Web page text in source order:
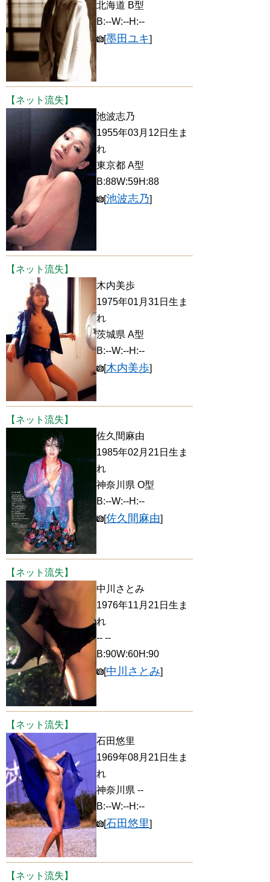
北海道 B型
B:--W:--H:--
墨田ユキ
【ネット流失】
池波志乃
1955年03月12日生ま
れ
東京都 A型
B:88W:59H:88
池波志乃
【ネット流失】
木内美歩
1975年01月31日生ま
れ
茨城県 A型
B:--W:--H:--
木内美歩
【ネット流失】
佐久間麻由
1985年02月21日生ま
れ
神奈川県 O型
B:--W:--H:--
佐久間麻由
【ネット流失】
中川さとみ
1976年11月21日生ま
れ
-- --
B:90W:60H:90
中川さとみ
【ネット流失】
石田悠里
1969年08月21日生ま
れ
神奈川県 --
B:--W:--H:--
石田悠里
【ネット流失】